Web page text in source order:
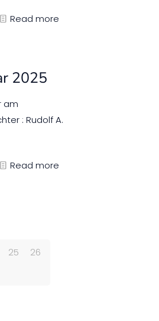
Read more
2025
am
: Rudolf A.
Read more
25
26